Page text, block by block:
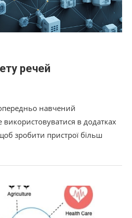
речей
навчений
в додатках
зробити пристрої більш